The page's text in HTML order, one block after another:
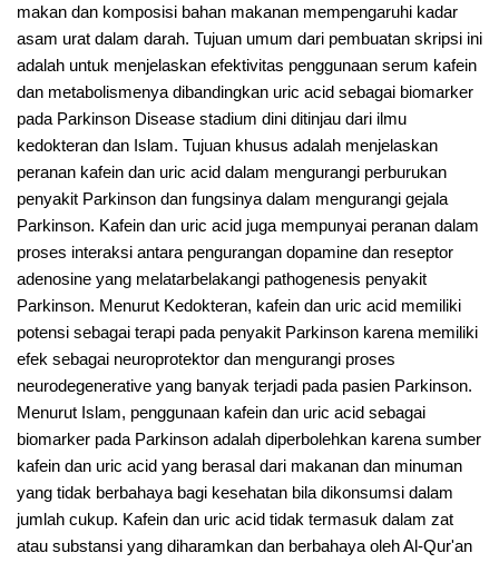
makan dan komposisi bahan makanan mempengaruhi kadar
asam urat dalam darah. Tujuan umum dari pembuatan skripsi ini
adalah untuk menjelaskan efektivitas penggunaan serum kafein
dan metabolismenya dibandingkan uric acid sebagai biomarker
pada Parkinson Disease stadium dini ditinjau dari ilmu
kedokteran dan Islam. Tujuan khusus adalah menjelaskan
peranan kafein dan uric acid dalam mengurangi perburukan
penyakit Parkinson dan fungsinya dalam mengurangi gejala
Parkinson. Kafein dan uric acid juga mempunyai peranan dalam
proses interaksi antara pengurangan dopamine dan reseptor
adenosine yang melatarbelakangi pathogenesis penyakit
Parkinson. Menurut Kedokteran, kafein dan uric acid memiliki
potensi sebagai terapi pada penyakit Parkinson karena memiliki
efek sebagai neuroprotektor dan mengurangi proses
neurodegenerative yang banyak terjadi pada pasien Parkinson.
Menurut Islam, penggunaan kafein dan uric acid sebagai
biomarker pada Parkinson adalah diperbolehkan karena sumber
kafein dan uric acid yang berasal dari makanan dan minuman
yang tidak berbahaya bagi kesehatan bila dikonsumsi dalam
jumlah cukup. Kafein dan uric acid tidak termasuk dalam zat
atau substansi yang diharamkan dan berbahaya oleh Al-Qur'an